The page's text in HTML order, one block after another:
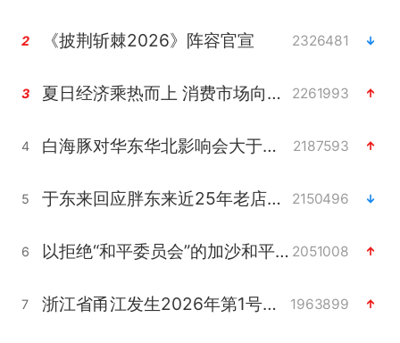
2 《披荆斩棘2026》阵容官宣 2326481
3 夏日经济乘热而上 消费市场向新而行 2261993
4 白海豚对华东华北影响会大于巴威 2187593
5 于东来回应胖东来近25年老店年底关闭 2150496
6 以拒绝“和平委员会”的加沙和平计划 2051008
7 浙江省甬江发生2026年第1号洪水 1963899